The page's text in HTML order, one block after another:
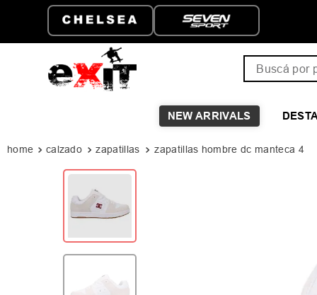
NEW ARRIVALS
calzado zapatillas zapatillas hombre dc manteca 4